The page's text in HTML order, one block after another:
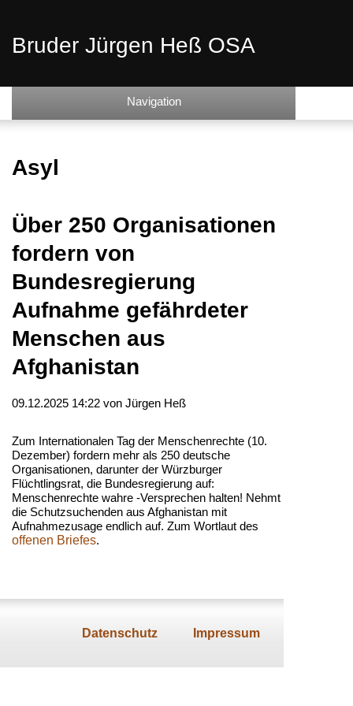
Bruder Jürgen Heß OSA
Navigation
Asyl
Über 250 Organisationen
fordern von
Bundesregierung
Aufnahme gefährdeter
Menschen aus
Afghanistan
09.12.2025 14:22 von Jürgen Heß
Zum Internationalen Tag der Menschenrechte (10.
Dezember) fordern mehr als 250 deutsche
Organisationen, darunter der Würzburger
Flüchtlingsrat, die Bundesregierung auf:
Menschenrechte wahre -Versprechen halten! Nehmt
die Schutzsuchenden aus Afghanistan mit
Aufnahmezusage endlich auf. Zum Wortlaut des
offenen Briefes.
Navigation
Impressum
Datenschutz